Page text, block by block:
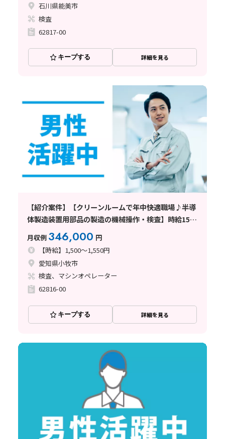
石川県能美市
検査
62817-00
キープする 詳細を見る
【紹介案件】【クリーンルームで年中快適職場♪半導
体製造装置用部品の製造の機械操作・検査】時給1500
円/2交替/愛知県小牧市二重堀/シフト制/即入寮可能な
寮完備/昇給あり/月収例34.6万円
月収例 346,000 円
【時給】1,500～1,550円
愛知県小牧市
検査、マシンオペレーター
62816-00
キープする 詳細を見る